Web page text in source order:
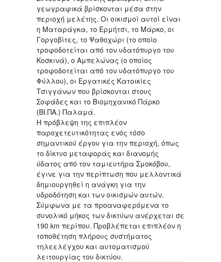
γεωγραφικά βρίσκονται μέσα στην
περιοχή μελέτης. Οι οικισμοί αυτοί είναι
η Ματαράγκα, το Ερμήτσι, το Μάρκο, οι
Γοργοβίτες, το Ψαθοχώρι (το οποίο
τροφοδοτείται από τον υδατόπυργο του
Κοσκινά), ο Αμπελώνας (ο οποίος
τροφοδοτείται από τον υδατόπυργο του
Φύλλου), οι Εργατικές Κατοικίες
Τσιγγάνων που βρίσκονται στους
Σοφάδες και το Βιομηχανικό Πάρκο
(ΒΙ.ΠΑ.) Παλαμά.
Η πρόβλεψη της επιπλέον
παροχετευτικότητας ενός τόσο
σημαντικού έργου για την περιοχή, όπως
το δίκτυο μεταφοράς και διανομής
ύδατος από τον ταμιευτήρα Σμοκόβου,
έγινε για την περίπτωση που μελλοντικά
δημιουργηθεί η ανάγκη για την
υδροδότηση και των οικισμών αυτών.
Σύμφωνα με τα προαναφερόμενα το
συνολικό μήκος των δικτύων ανέρχεται σε
190 km περίπου. Προβλέπεται επιπλέον η
τοποθέτηση πλήρους συστήματος
τηλεελέγχου και αυτοματισμού
λειτουργίας του δικτύου.